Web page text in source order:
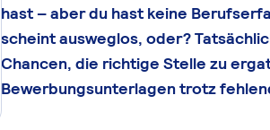
hast – aber du hast keine
scheint ausweglos, oder?
Chancen, die richtige Stelle zu
Bewerbungsunterlagen trotz